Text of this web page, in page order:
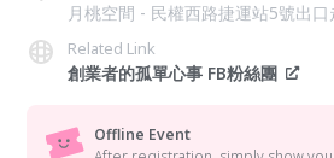
月桃空間 - 民權西路捷運站5號出
Related Link
創業者的孤單心事 FB粉絲團
Offline Event